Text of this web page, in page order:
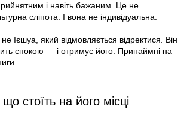
і навіть бажаним. Це не
сліпота. І вона не індивідуальна.
Ієшуа, який відмовляється відректися. Він
спокою — і отримує його. Принаймні на
стоїть на його місці